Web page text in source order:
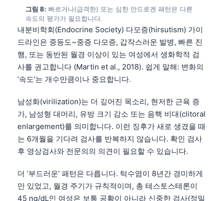
그림 8: 빠르거나(급격한) 또는 심한 안드로겐 패턴은 다른
속도의 평가가 필요합니다.
내분비학회(Endocrine Society) 다모증(hirsutism) 가이
드라인은 중등도~중증 다모증, 갑작스러운 발병, 빠른 진
행, 또는 동반된 월경 이상이 있는 여성에서 생화학적 검
사를 권고합니다 (Martin et al., 2018). 쉽게 말해: 변화의
‘속도’는 개수만큼이나 중요합니다.
남성화(virilization)는 더 깊어진 목소리, 현저한 근육 증
가, 남성형 대머리, 유방 크기 감소 또는 음핵 비대(clitoral
enlargement)를 의미합니다. 이런 징후가 새로 생겼을 때
는 6개월을 기다려 검사를 반복하지 않습니다. 확인 검사
후 영상검사와 전문의의 의견이 필요할 수 있습니다.
더 ‘부드러운’ 패턴은 다릅니다. 턱수염이 8년간 경미하게
만 있었고, 월경 주기가 규칙적이며, 총 테스토스테론이
45 ng/dL인 여성은 보통 공황이 아니라 신중한 검사(정밀
తెలుగు
தமிழ்
ગુજરાતી
ಕನ್ನಡ
മലയാളം
Bahasa Melayu
Tagalog
ไทย
ဗမာစာ
ភាសាខ្មែរ
Kiswahili